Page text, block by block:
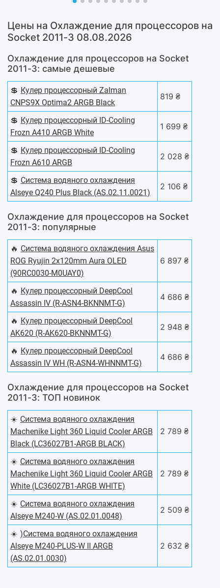
Цены на Охлаждение для процессоров на
Socket 2011-3 08.08.2026
Охлаждение для процессоров на Socket
2011-3: самые дешевые
💲 Кулер процессорный Zalman
CNPS9X Optima2 ARGB Black
819 ₴
💲 Кулер процессорный ID-Cooling
Frozn A410 ARGB White
1 699 ₴
💲 Кулер процессорный ID-Cooling
Frozn A610 ARGB
2 028 ₴
💲 Система водяного охлаждения
Alseye Q240 Plus Black (AS.02.11.0021)
2 106 ₴
Охлаждение для процессоров на Socket
2011-3: популярные
🔥 Система водяного охлаждения Asus
ROG Ryujin 2x120mm Aura OLED
(90RC0030-M0UAY0)
6 897 ₴
🔥 Кулер процессорный DeepCool
Assassin IV (R-ASN4-BKNNMT-G)
4 686 ₴
🔥 Кулер процессорный DeepCool
AK620 (R-AK620-BKNNMT-G)
2 948 ₴
🔥 Кулер процессорный DeepCool
Assassin IV WH (R-ASN4-WHNNMT-G)
4 686 ₴
Охлаждение для процессоров на Socket
2011-3: ТОП новинок
☀️ Система водяного охлаждения
Machenike Light 360 Liquid Cooler ARGB
Black (LC36027B1-ARGB BLACK)
2 789 ₴
☀️ Система водяного охлаждения
Machenike Light 360 Liquid Cooler ARGB
White (LC36027B1-ARGB WHITE)
2 789 ₴
☀️ Система водяного охлаждения
Alseye M240-W (AS.02.01.0048)
2 509 ₴
☀️ )Система водяного охлаждения
Alseye M240-PLUS-W II ARGB
(AS.02.01.0030)
2 632 ₴